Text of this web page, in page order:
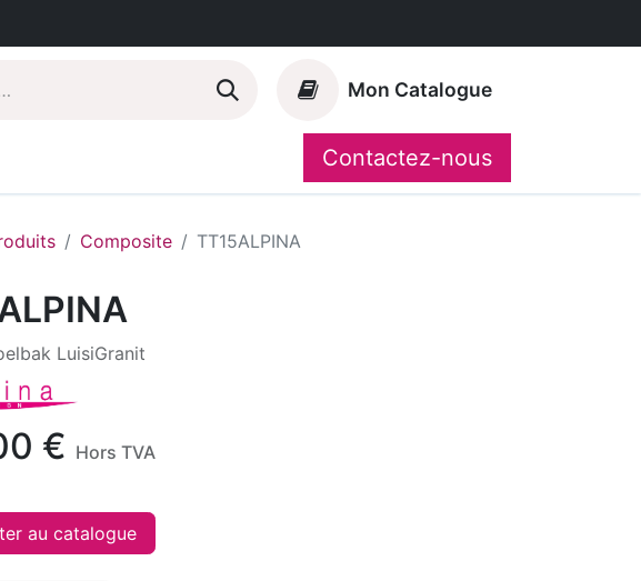
Mon Catalogue
CompoShop
Contactez-nous
Composite TT15ALPINA
LuisiGranit
€ Hors TVA
au catalogue